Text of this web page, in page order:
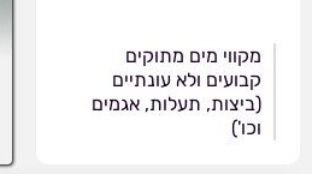
מקווי מים מתוקים
קבועים ולא עונתיים
(ביצות, תעלות, אגמים
וכו')